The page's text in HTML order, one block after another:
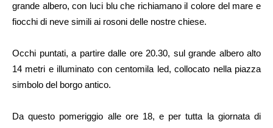
grande albero, con luci blu che richiamano il colore del mare e
fiocchi di neve simili ai rosoni delle nostre chiese.
Occhi puntati, a partire dalle ore 20.30, sul grande albero alto
14 metri e illuminato con centomila led, collocato nella piazza
simbolo del borgo antico.
Da questo pomeriggio alle ore 18, e per tutta la giornata di